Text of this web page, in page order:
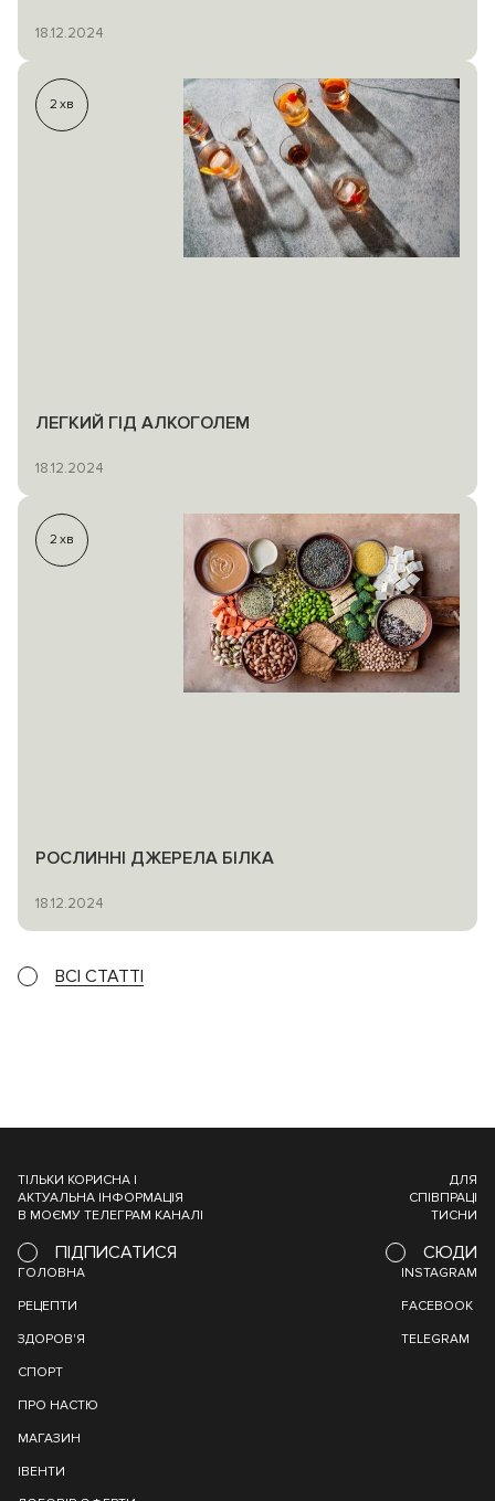
18.12.2024
2 хв
ЛЕГКИЙ ГІД АЛКОГОЛЕМ
18.12.2024
2 хв
РОСЛИННІ ДЖЕРЕЛА БІЛКА
18.12.2024
ВСІ СТАТТІ
ТІЛЬКИ КОРИСНА І
АКТУАЛЬНА ІНФОРМАЦІЯ
В МОЄМУ ТЕЛЕГРАМ КАНАЛІ
ПІДПИСАТИСЯ
ДЛЯ
СПІВПРАЦІ
ТИСНИ
СЮДИ
ГОЛОВНА
РЕЦЕПТИ
ЗДОРОВ'Я
СПОРТ
ПРО НАСТЮ
МАГАЗИН
ІВЕНТИ
INSTAGRAM
FACEBOOK
TELEGRAM